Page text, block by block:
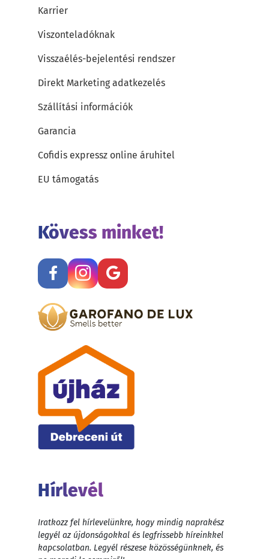
Karrier
Viszonteladóknak
Visszaélés-bejelentési rendszer
Direkt Marketing adatkezelés
Szállítási információk
Garancia
Cofidis expressz online áruhitel
EU támogatás
Kövess minket!
Hírlevél
Iratkozz fel hírlevelünkre, hogy mindig naprakész
legyél az újdonságokkal és legfrissebb híreinkkel
kapcsolatban. Legyél részese közösségünknek, és